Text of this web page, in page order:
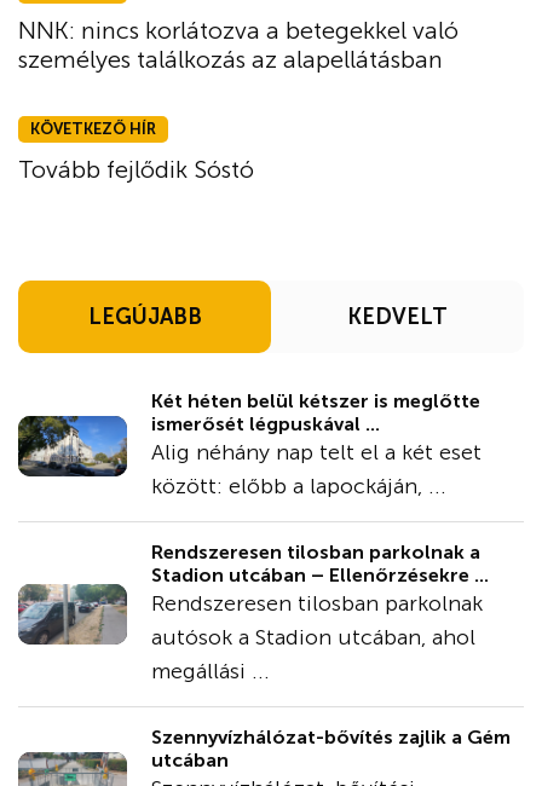
NNK: nincs korlátozva a betegekkel való
személyes találkozás az alapellátásban
KÖVETKEZŐ HÍR
Tovább fejlődik Sóstó
LEGÚJABB KEDVELT
Két héten belül kétszer is meglőtte
ismerősét légpuskával ...
Alig néhány nap telt el a két eset
között: előbb a lapockáján, ...
Rendszeresen tilosban parkolnak a
Stadion utcában – Ellenőrzésekre ...
Rendszeresen tilosban parkolnak
autósok a Stadion utcában, ahol
megállási ...
Szennyvízhálózat-bővítés zajlik a Gém
utcában